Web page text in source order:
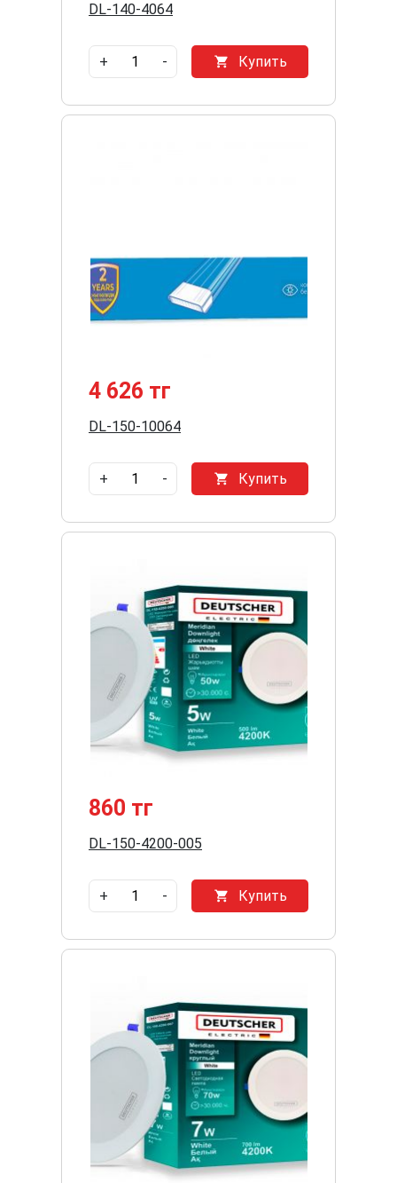
DL-140-4064
+ - Купить
4 626 тг
DL-150-10064
+ - Купить
860 тг
DL-150-4200-005
+ - Купить